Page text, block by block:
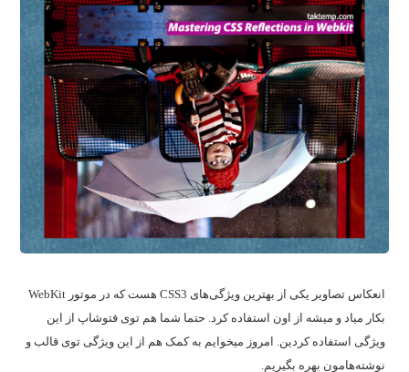
انعکاس تصاویر یکی از بهترین ویژگی‌های CSS3 هست که در موتور WebKit
بکار میاد و میشه از اون استفاده کرد. حتما شما هم توی فتوشاپ از این
ویژگی استفاده کردین. امروز میخوایم به کمک هم از این ویژگی توی قالب و
نوشته‌هامون بهره بگیریم.